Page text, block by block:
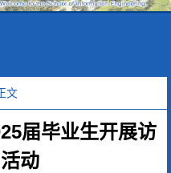
文
届毕业生开展访
动